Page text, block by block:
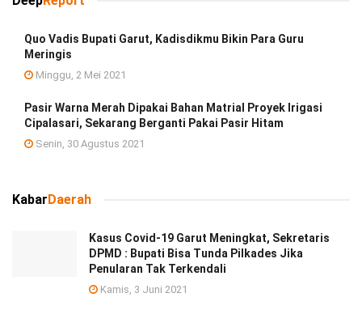
Quo Vadis Bupati Garut, Kadisdikmu Bikin Para Guru
Meringis
Minggu, 2 Mei 2021
Pasir Warna Merah Dipakai Bahan Matrial Proyek Irigasi
Cipalasari, Sekarang Berganti Pakai Pasir Hitam
Senin, 30 Agustus 2021
KabarDaerah
Kasus Covid-19 Garut Meningkat, Sekretaris
DPMD : Bupati Bisa Tunda Pilkades Jika
Penularan Tak Terkendali
Kamis, 3 Juni 2021